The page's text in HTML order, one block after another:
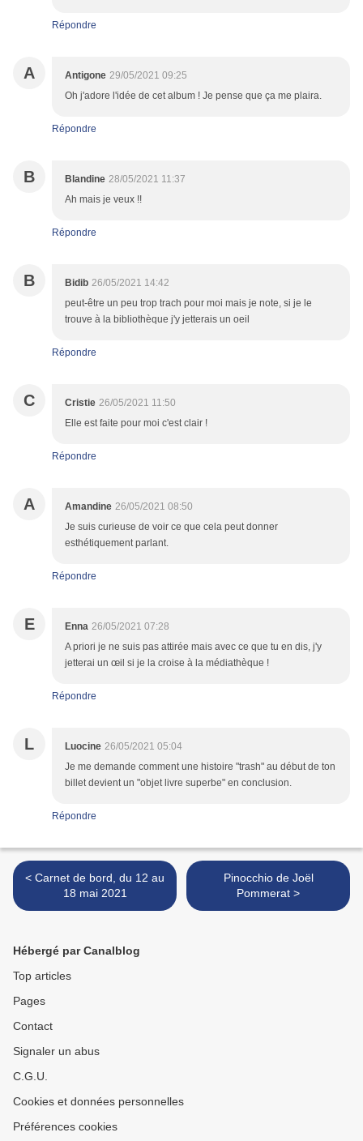
Répondre
A Antigone 29/05/2021 09:25
Oh j'adore l'idée de cet album ! Je pense que ça me plaira.
Répondre
B Blandine 28/05/2021 11:37
Ah mais je veux !!
Répondre
B Bidib 26/05/2021 14:42
peut-être un peu trop trach pour moi mais je note, si je le
trouve à la bibliothèque j'y jetterais un oeil
Répondre
C Cristie 26/05/2021 11:50
Elle est faite pour moi c'est clair !
Répondre
A Amandine 26/05/2021 08:50
Je suis curieuse de voir ce que cela peut donner
esthétiquement parlant.
Répondre
E Enna 26/05/2021 07:28
A priori je ne suis pas attirée mais avec ce que tu en dis, j'y
jetterai un œil si je la croise à la médiathèque !
Répondre
L Luocine 26/05/2021 05:04
Je me demande comment une histoire "trash" au début de ton
billet devient un "objet livre superbe" en conclusion.
Répondre
< Carnet de bord, du 12 au
18 mai 2021
Pinocchio de Joël
Pommerat >
Hébergé par Canalblog
Top articles
Pages
Contact
Signaler un abus
C.G.U.
Cookies et données personnelles
Préférences cookies